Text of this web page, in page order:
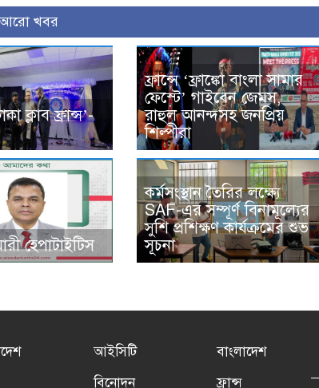
খবর
ক্লাব ফ্রান্স’-
ফ্রান্সে ‘ফ্রাঙ্কো বাংলা সামার
ফেস্টে’ গাইবেন জেমস,
রাহুল আনন্দসহ জনপ্রিয়
শিল্পীরা
হেপাটাইটিস
কর্মসংস্থান তৈরির লক্ষ্যে
SAF-এর সম্পূর্ণ বিনামূল্যের
সুশি প্রশিক্ষণ কার্যক্রমের শুভ
সূচনা
আইসিটি
বিনোদন
বাংলাদেশ
ফ্রান্স